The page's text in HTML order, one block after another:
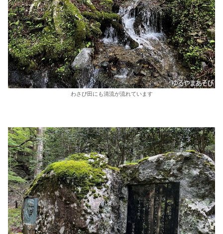
わさび田にも清流が流れています